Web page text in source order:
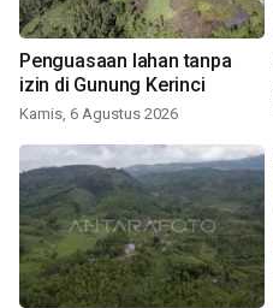
Penguasaan lahan tanpa
izin di Gunung Kerinci
Kamis, 6 Agustus 2026